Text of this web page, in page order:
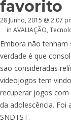
favorito
28 Junho, 2015 @ 2:07
in AVALIAÇÃO,
Embora não
verdade é que
são consideradas
videojogos tem
recuperar jogos com
da adolescência. Foi
SNDTST.